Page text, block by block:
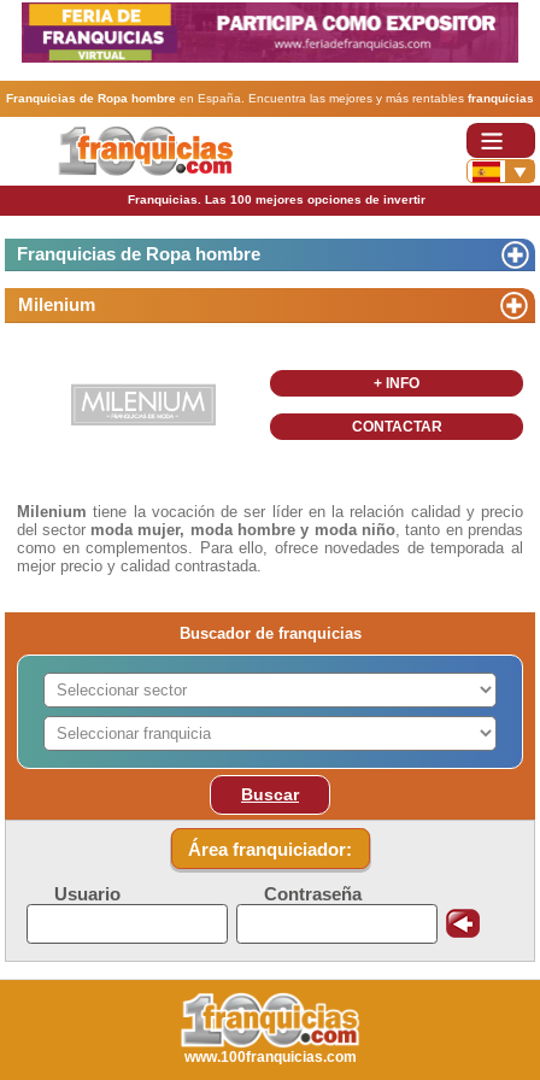
Franquicias de Ropa hombre en España. Encuentra las mejores y más rentables franquicias
de Ropa hombre. Abre tu negocio a través de una franquicia barata, rentable y segura.
Franquicias. Las 100 mejores opciones de invertir
Franquicias de Ropa hombre
Milenium
+ INFO
CONTACTAR
Milenium tiene la vocación de ser líder en la relación calidad y precio
del sector moda mujer, moda hombre y moda niño , tanto en prendas
como en complementos. Para ello, ofrece novedades de temporada al
mejor precio y calidad contrastada.
Buscador de franquicias
Buscar
Área franquiciador:
Usuario Contraseña
www.100franquicias.com